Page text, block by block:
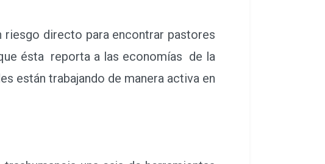
riesgo directo para encontrar pastores
ésta reporta a las economías de la
están trabajando de manera activa en